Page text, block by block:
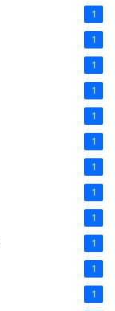
1
1
1
1
1
1
1
1
1
1
1
1